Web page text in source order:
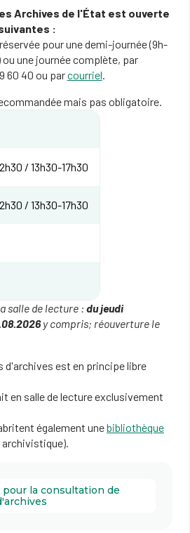
Archives de l'État est ouverte
:
pour une demi-journée (9h-
ou une journée complète, par
60 40 ou parcourriel.
mais pas obligatoire.
/ 13h30-17h30
/ 13h30-17h30
salle de lecture : du jeudi
y compris; réouverture le
d'archives est en principe libre
en salle de lecture exclusivement
également unebibliothèque
la consultation de